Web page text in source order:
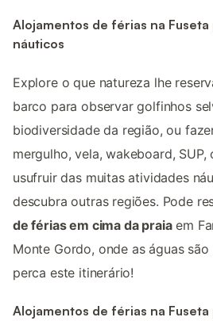
Alojamentos de férias na Fuseta
náuticos
Explore o que natureza lhe
barco para observar golfinhos
biodiversidade da região, ou
mergulho, vela, wakeboard,
usufruir das muitas atividades
descubra outras regiões. Pode
de férias em cima da praiaem
Monte Gordo, onde as águas
perca este itinerário!
Alojamentos de férias na Fuseta